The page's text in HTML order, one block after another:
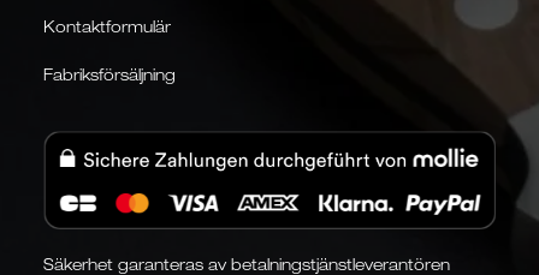
Kontaktformulär
Fabriksförsäljning
Säkerhet garanteras av betalningstjänstleverantören